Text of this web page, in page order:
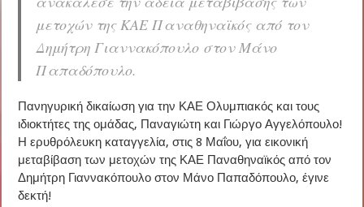
μετοχών της ΚΑΕ Παναθηναϊκός από τον
Δημήτρη Γιαννακόπουλο στον Μάνο
Παπαδόπουλο.
Πανηγυρική δικαίωση για την ΚΑΕ Ολυμπιακός και τους
ιδιοκτήτες της ομάδας, Παναγιώτη και Γιώργο Αγγελόπουλο!
Η ερυθρόλευκη καταγγελία, στις 8 Μαΐου, για εικονική
μεταβίβαση των μετοχών της ΚΑΕ Παναθηναϊκός από τον
Δημήτρη Γιαννακόπουλο στον Μάνο Παπαδόπουλο, έγινε
δεκτή!